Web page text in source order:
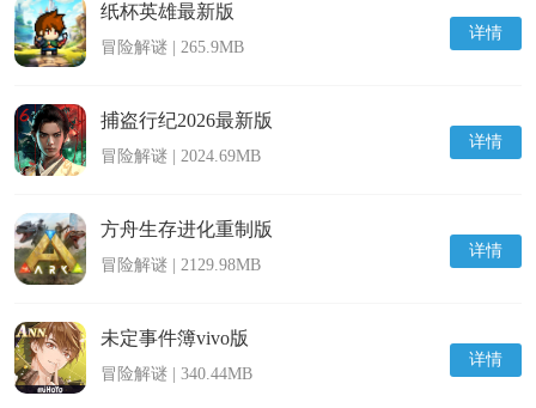
详情
纸杯英雄最新版
冒险解谜 | 265.9MB
详情
捕盗行纪2026最新版
冒险解谜 | 2024.69MB
详情
方舟生存进化重制版
冒险解谜 | 2129.98MB
详情
未定事件簿vivo版
冒险解谜 | 340.44MB